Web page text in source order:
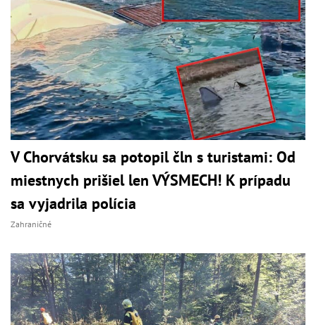
V Chorvátsku sa potopil čln s turistami: Od
miestnych prišiel len VÝSMECH! K prípadu
sa vyjadrila polícia
Zahraničné